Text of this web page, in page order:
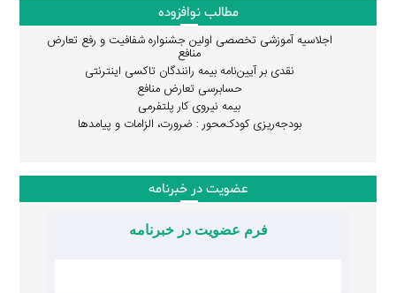
مطالب نوافزوده
اجلاسیه آموزشی تخصصی اولین جشنواره شفافیت و رفع تعارض
منافع
نقدی بر آیین‌نامه بیمه رانندگان تاکسی اینترنتی
حسابرسی تعارض منافع
بیمه نیروی کار پلتفرمی
بودجه‌ریزی کودک‌محور : ضرورت، الزامات و پیامدها
عضویت در خبرنامه
فرم عضویت در خبرنامه